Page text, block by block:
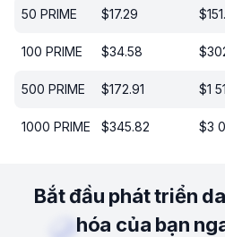
50 PRIME $17.29 $
100 PRIME $34.58 $
500 PRIME $172.91 $1
1000 PRIME $345.82 $3
Bắt đầu phát triển
hóa của bạn